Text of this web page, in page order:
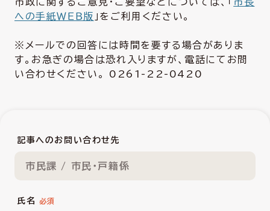
への手紙ＷＥＢ版 」をご利用ください。
※メールでの回答には時間を要する場合がありま
す。お急ぎの場合は恐れ入りますが、電話にてお問
い合わせください。 0261-22-0420
記事へのお問い合わせ先
市民課 / 市民・戸籍係
氏名